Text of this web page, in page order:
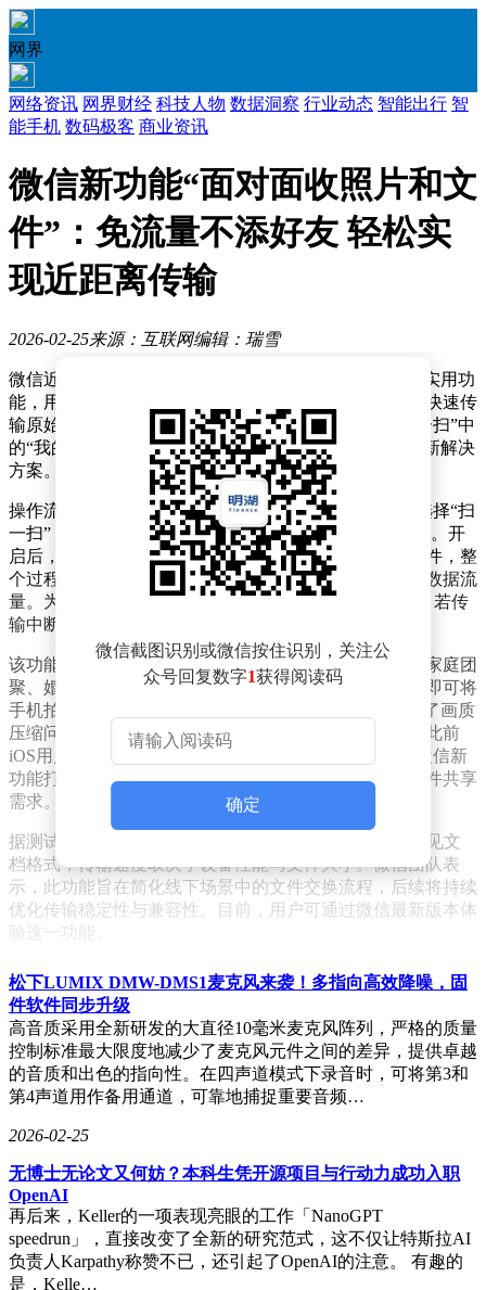
网界
网络资讯 网界财经 科技人物 数据洞察 行业动态 智能出行 智
能手机 数码极客 商业资讯
微信新功能“面对面收照片和文
件”：免流量不添好友 轻松实
现近距离传输
2026-02-25来源：互联网编辑：瑞雪
微信近日悄然上线了一项名为“面对面收照片和文件”的实用功
能，用户无需连接网络或添加好友，即可在设备靠近时快速传
输原始照片、视频及各类文件。这一功能通过微信“扫一扫”中
的“我的二维码”入口激活，为近距离文件共享提供了全新解决
方案。
操作流程极为简便：用户打开微信后，点击右上角“+”选择“扫
一扫”，进入左下角“我的二维码”页面即可找到功能入口。开
启后，发送方扫描接收方生成的二维码即可直接传输文件，整
个过程无需建群、无需添加联系人，且完全不消耗移动数据流
量。为确保传输稳定性，双方设备需保持在1米距离内，若传
输中断，重新扫码即可续传。
该功能特别适用于两类场景：一是聚会类活动，如春节家庭团
聚、婚礼现场或同学会等。参与者无需创建临时群组，即可将
手机拍摄的高清照片和视频“秒传”给其他亲友，既避免了画质
压缩问题，又节省了流量费用；二是跨系统设备传输，此前
iOS用户依赖“隔空投送”，安卓阵营则有互传联盟，而微信新
功能打破了系统壁垒，满足不同品牌手机间的近距离文件共享
需求。
据测试，该功能支持传输照片、视频及PDF、Word等常见文
档格式，传输速度取决于设备性能与文件大小。微信团队表
示，此功能旨在简化线下场景中的文件交换流程，后续将持续
优化传输稳定性与兼容性。目前，用户可通过微信最新版本体
验这一功能。
微信截图识别或微信按住识别，关注公
众号回复数字1获得阅读码
确定
松下LUMIX DMW-DMS1麦克风来袭！多指向高效降噪，固
件软件同步升级
高音质采用全新研发的大直径10毫米麦克风阵列，严格的质量
控制标准最大限度地减少了麦克风元件之间的差异，提供卓越
的音质和出色的指向性。在四声道模式下录音时，可将第3和
第4声道用作备用通道，可靠地捕捉重要音频…
2026-02-25
无博士无论文又何妨？本科生凭开源项目与行动力成功入职
OpenAI
再后来，Keller的一项表现亮眼的工作「NanoGPT
speedrun」，直接改变了全新的研究范式，这不仅让特斯拉AI
负责人Karpathy称赞不已，还引起了OpenAI的注意。 有趣的
是，Kelle…